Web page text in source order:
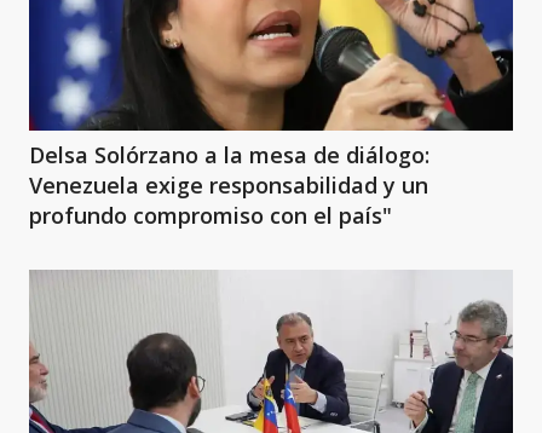
Delsa Solórzano a la mesa de diálogo:
Venezuela exige responsabilidad y un
profundo compromiso con el país"